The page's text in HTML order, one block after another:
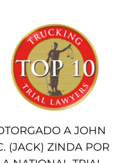
A JOHN
(JACK) ZINDA POR